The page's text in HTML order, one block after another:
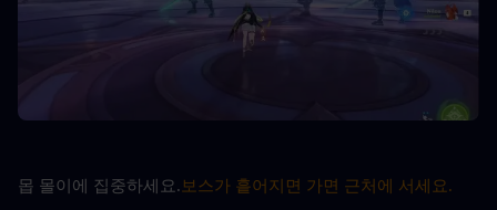
몹 몰이에 집중하세요.보스가 흩어지면 가면 근처에 서세요.